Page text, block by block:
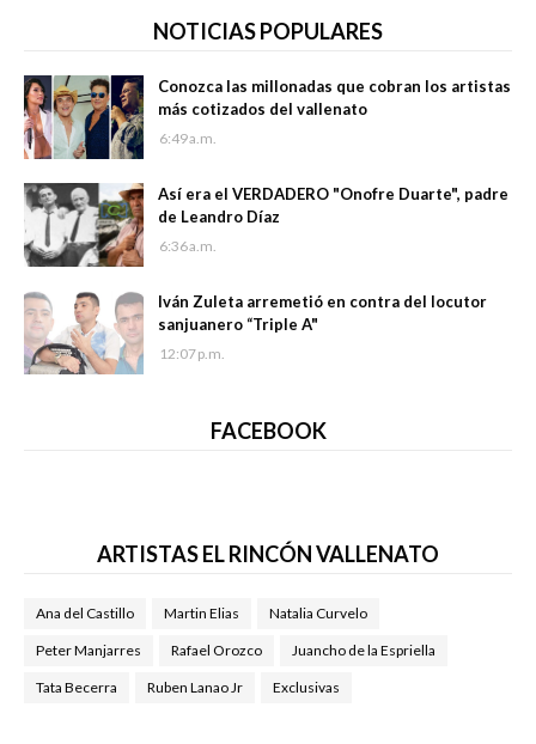
NOTICIAS POPULARES
Conozca las millonadas que cobran los artistas
más cotizados del vallenato
6:49 a.m.
Así era el VERDADERO "Onofre Duarte", padre
de Leandro Díaz
6:36 a.m.
Iván Zuleta arremetió en contra del locutor
sanjuanero “Triple A"
12:07 p.m.
FACEBOOK
ARTISTAS EL RINCÓN VALLENATO
Ana del Castillo Martin Elias Natalia Curvelo
Peter Manjarres Rafael Orozco Juancho de la Espriella
Tata Becerra Ruben Lanao Jr Exclusivas